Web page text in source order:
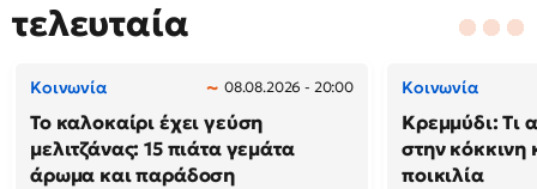
τελευταία
Κοινωνία 08.08.2026 - 20:00
Το καλοκαίρι έχει γεύση
μελιτζάνας: 15 πιάτα γεμάτα
άρωμα και παράδοση
Κοινωνία
Κρεμμύδι: Τι
στην κόκκινη
ποικιλία